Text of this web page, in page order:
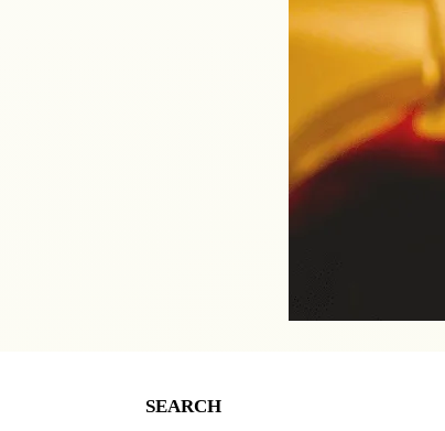
SEARCH